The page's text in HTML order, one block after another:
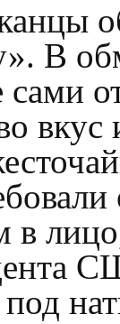
В
вкус
в